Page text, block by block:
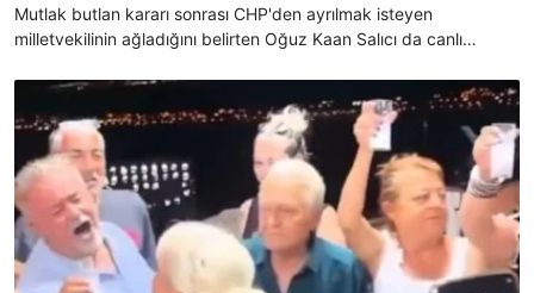
Mutlak butlan kararı sonrası CHP'den ayrılmak isteyen
milletvekilinin ağladığını belirten Oğuz Kaan Salıcı da canlı